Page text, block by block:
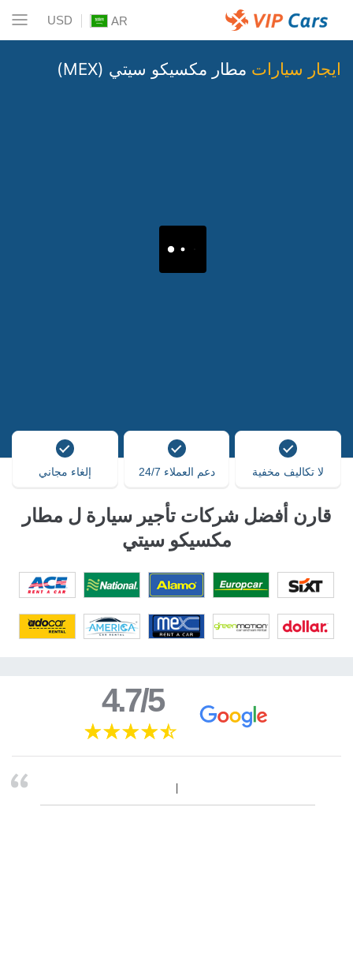
AR
USD
ايجار سيارات مطار مكسيكو سيتي (MEX)
لا تكاليف مخفية دعم العملاء 24/7 إلغاء مجاني
قارن أفضل شركات تأجير سيارة ل مطار
مكسيكو سيتي
4.7/5